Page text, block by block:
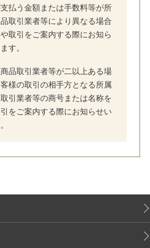
払う金額または手数料等が所
取引業者等により異なる場合
取引をご案内する際にお知ら
す。
品取引業者等が二以上ある場
様の取引の相手方となる所属
引業者等の商号または名称を
をご案内する際にお知らせい